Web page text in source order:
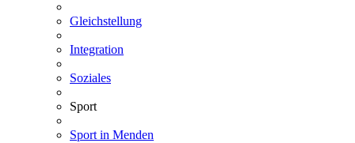
Gleichstellung
Integration
Soziales
Sport
Sport in Menden